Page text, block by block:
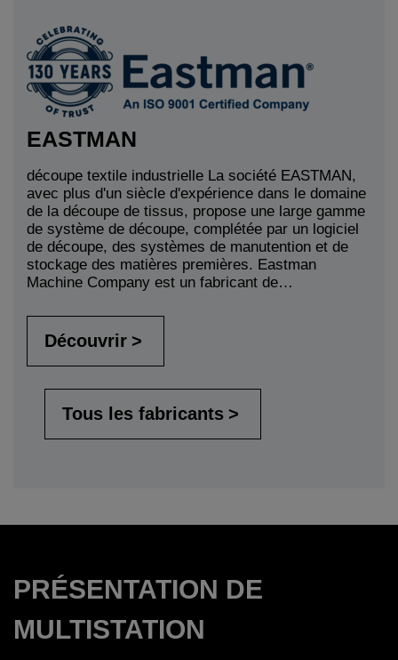
EASTMAN
découpe textile industrielle La société EASTMAN,
avec plus d'un siècle d'expérience dans le domaine
de la découpe de tissus, propose une large gamme
de système de découpe, complétée par un logiciel
de découpe, des systèmes de manutention et de
stockage des matières premières. Eastman
Machine Company est un fabricant de…
Découvrir
Tous les fabricants
PRÉSENTATION DE
MULTISTATION